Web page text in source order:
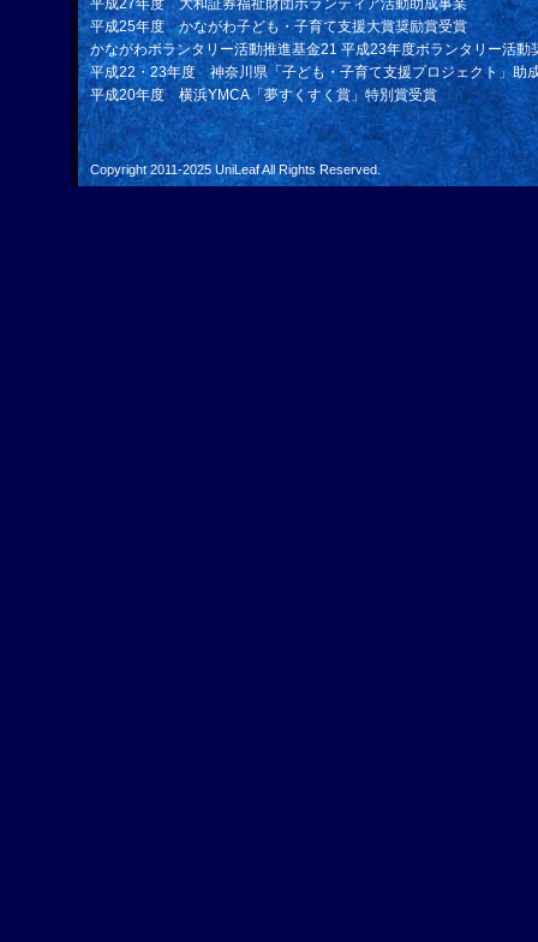
平成27年度 大和証券福祉財団ボランティア活動助成事業
平成25年度 かながわ子ども・子育て支援大賞奨励賞受賞
かながわボランタリー活動推進基金21 平成23年度ボランタリー活動
平成22・23年度 神奈川県「子ども・子育て支援プロジェクト」助
平成20年度 横浜YMCA「夢すくすく賞」特別賞受賞
Copyright 2011-2025 UniLeafAll Rights Reserved.